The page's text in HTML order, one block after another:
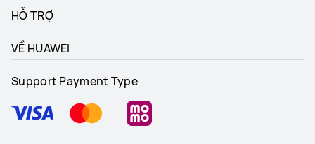
HỖ TRỢ
VỀ HUAWEI
Support Payment Type